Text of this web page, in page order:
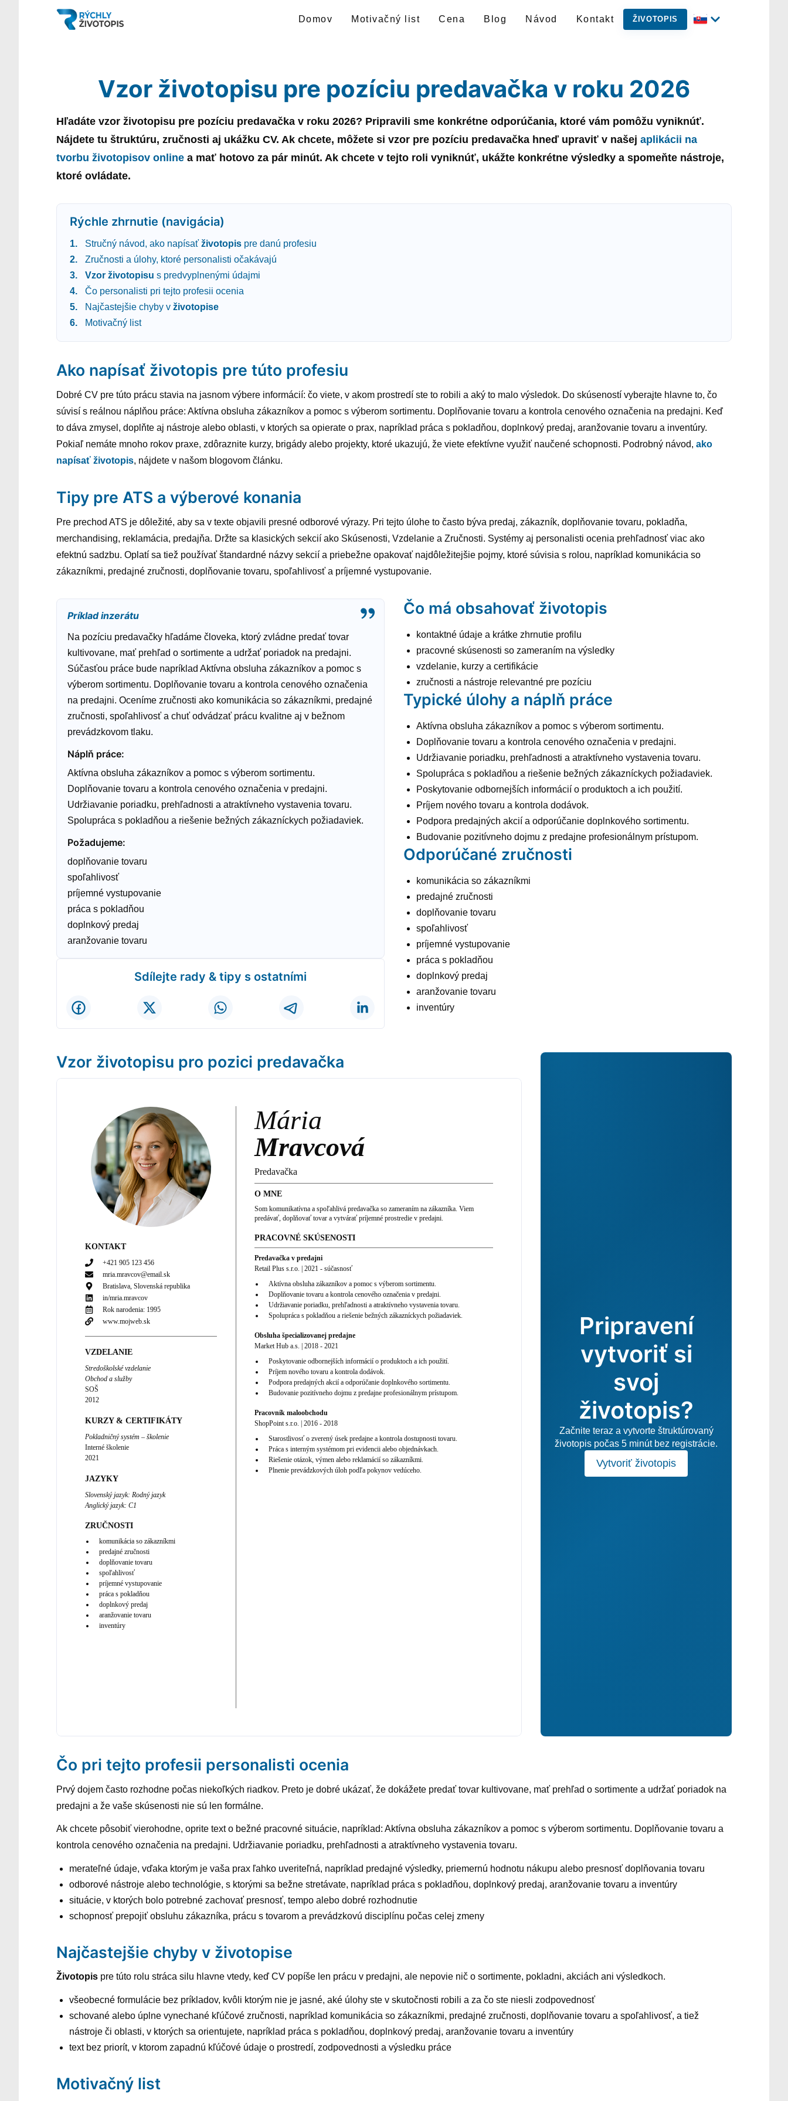
Domov Motivačný list Cena Blog Návod Kontakt ŽIVOTOPIS
Vzor životopisu pre pozíciu predavačka v roku 2026
Hľadáte vzor životopisu pre pozíciu predavačka v roku 2026? Pripravili sme konkrétne odporúčania, ktoré vám pomôžu vyniknúť.
Nájdete tu štruktúru, zručnosti aj ukážku CV. Ak chcete, môžete si vzor pre pozíciu predavačka hneď upraviť v našej aplikácii na
tvorbu životopisov online a mať hotovo za pár minút. Ak chcete v tejto roli vyniknúť, ukážte konkrétne výsledky a spomeňte nástroje,
ktoré ovládate.
Rýchle zhrnutie (navigácia)
Stručný návod, ako napísať životopispre danú profesiu
Zručnosti a úlohy, ktoré personalisti očakávajú
Vzor životopisu s predvyplnenými údajmi
Čo personalisti pri tejto profesii ocenia
Najčastejšie chyby v životopise
Motivačný list
Ako napísať životopis pre túto profesiu
Dobré CV pre túto prácu stavia na jasnom výbere informácií: čo viete, v akom prostredí ste to robili a aký to malo výsledok. Do skúseností vyberajte hlavne to, čo
súvisí s reálnou náplňou práce: Aktívna obsluha zákazníkov a pomoc s výberom sortimentu. Doplňovanie tovaru a kontrola cenového označenia na predajni. Keď
to dáva zmysel, doplňte aj nástroje alebo oblasti, v ktorých sa opierate o prax, napríklad práca s pokladňou, doplnkový predaj, aranžovanie tovaru a inventúry.
Pokiaľ nemáte mnoho rokov praxe, zdôraznite kurzy, brigády alebo projekty, ktoré ukazujú, že viete efektívne využiť naučené schopnosti. Podrobný návod, ako
napísať životopis, nájdete v našom blogovom článku.
Tipy pre ATS a výberové konania
Pre prechod ATS je dôležité, aby sa v texte objavili presné odborové výrazy. Pri tejto úlohe to často býva predaj, zákazník, doplňovanie tovaru, pokladňa,
merchandising, reklamácia, predajňa. Držte sa klasických sekcií ako Skúsenosti, Vzdelanie a Zručnosti. Systémy aj personalisti ocenia prehľadnosť viac ako
efektnú sadzbu. Oplatí sa tiež používať štandardné názvy sekcií a priebežne opakovať najdôležitejšie pojmy, ktoré súvisia s rolou, napríklad komunikácia so
zákazníkmi, predajné zručnosti, doplňovanie tovaru, spoľahlivosť a príjemné vystupovanie.
Príklad inzerátu
Na pozíciu predavačky hľadáme človeka, ktorý zvládne predať tovar
kultivovane, mať prehľad o sortimente a udržať poriadok na predajni.
Súčasťou práce bude napríklad Aktívna obsluha zákazníkov a pomoc s
výberom sortimentu. Doplňovanie tovaru a kontrola cenového označenia
na predajni. Oceníme zručnosti ako komunikácia so zákazníkmi, predajné
zručnosti, spoľahlivosť a chuť odvádzať prácu kvalitne aj v bežnom
prevádzkovom tlaku.
Náplň práce:
Aktívna obsluha zákazníkov a pomoc s výberom sortimentu.
Doplňovanie tovaru a kontrola cenového označenia v predajni.
Udržiavanie poriadku, prehľadnosti a atraktívneho vystavenia tovaru.
Spolupráca s pokladňou a riešenie bežných zákazníckych požiadaviek.
Požadujeme:
doplňovanie tovaru
spoľahlivosť
príjemné vystupovanie
práca s pokladňou
doplnkový predaj
aranžovanie tovaru
Sdílejte rady & tipy s ostatními
Čo má obsahovať životopis
kontaktné údaje a krátke zhrnutie profilu
pracovné skúsenosti so zameraním na výsledky
vzdelanie, kurzy a certifikácie
zručnosti a nástroje relevantné pre pozíciu
Typické úlohy a náplň práce
Aktívna obsluha zákazníkov a pomoc s výberom sortimentu.
Doplňovanie tovaru a kontrola cenového označenia v predajni.
Udržiavanie poriadku, prehľadnosti a atraktívneho vystavenia tovaru.
Spolupráca s pokladňou a riešenie bežných zákazníckych požiadaviek.
Poskytovanie odbornejších informácií o produktoch a ich použití.
Príjem nového tovaru a kontrola dodávok.
Podpora predajných akcií a odporúčanie doplnkového sortimentu.
Budovanie pozitívneho dojmu z predajne profesionálnym prístupom.
Odporúčané zručnosti
komunikácia so zákazníkmi
predajné zručnosti
doplňovanie tovaru
spoľahlivosť
príjemné vystupovanie
práca s pokladňou
doplnkový predaj
aranžovanie tovaru
inventúry
Vzor životopisu pro pozici predavačka
KONTAKT
+421 905 123 456
mria.mravcov@email.sk
Bratislava, Slovenská republika
in/mria.mravcov
Rok narodenia: 1995
www.mojweb.sk
VZDELANIE
Stredoškolské vzdelanie
Obchod a služby
SOŠ
2012
KURZY & CERTIFIKÁTY
Pokladničný systém – školenie
Interné školenie
2021
JAZYKY
Slovenský jazyk: Rodný jazyk
Anglický jazyk: C1
ZRUČNOSTI
komunikácia so zákazníkmi
predajné zručnosti
doplňovanie tovaru
spoľahlivosť
príjemné vystupovanie
práca s pokladňou
doplnkový predaj
aranžovanie tovaru
inventúry
Mária
Mravcová
Predavačka
O MNE
Som komunikatívna a spoľahlivá predavačka so zameraním na zákazníka. Viem
predávať, doplňovať tovar a vytvárať príjemné prostredie v predajni.
PRACOVNÉ SKÚSENOSTI
Predavačka v predajni
Retail Plus s.r.o. |2021 -súčasnosť
Aktívna obsluha zákazníkov a pomoc s výberom sortimentu.
Doplňovanie tovaru a kontrola cenového označenia v predajni.
Udržiavanie poriadku, prehľadnosti a atraktívneho vystavenia tovaru.
Spolupráca s pokladňou a riešenie bežných zákazníckych požiadaviek.
Obsluha špecializovanej predajne
Market Hub a.s. |2018 -2021
Poskytovanie odbornejších informácií o produktoch a ich použití.
Príjem nového tovaru a kontrola dodávok.
Podpora predajných akcií a odporúčanie doplnkového sortimentu.
Budovanie pozitívneho dojmu z predajne profesionálnym prístupom.
Pracovník maloobchodu
ShopPoint s.r.o. |2016 -2018
Starostlivosť o zverený úsek predajne a kontrola dostupnosti tovaru.
Práca s interným systémom pri evidencii alebo objednávkach.
Riešenie otázok, výmen alebo reklamácií so zákazníkmi.
Plnenie prevádzkových úloh podľa pokynov vedúceho.
Pripravení
vytvoriť si
svoj
životopis?
Začnite teraz a vytvorte štruktúrovaný
životopis počas 5 minút bez registrácie.
Vytvoriť životopis
Čo pri tejto profesii personalisti ocenia
Prvý dojem často rozhodne počas niekoľkých riadkov. Preto je dobré ukázať, že dokážete predať tovar kultivovane, mať prehľad o sortimente a udržať poriadok na
predajni a že vaše skúsenosti nie sú len formálne.
Ak chcete pôsobiť vierohodne, oprite text o bežné pracovné situácie, napríklad: Aktívna obsluha zákazníkov a pomoc s výberom sortimentu. Doplňovanie tovaru a
kontrola cenového označenia na predajni. Udržiavanie poriadku, prehľadnosti a atraktívneho vystavenia tovaru.
merateľné údaje, vďaka ktorým je vaša prax ľahko uveriteľná, napríklad predajné výsledky, priemernú hodnotu nákupu alebo presnosť doplňovania tovaru
odborové nástroje alebo technológie, s ktorými sa bežne stretávate, napríklad práca s pokladňou, doplnkový predaj, aranžovanie tovaru a inventúry
situácie, v ktorých bolo potrebné zachovať presnosť, tempo alebo dobré rozhodnutie
schopnosť prepojiť obsluhu zákazníka, prácu s tovarom a prevádzkovú disciplínu počas celej zmeny
Najčastejšie chyby v životopise
Životopis pre túto rolu stráca silu hlavne vtedy, keď CV popíše len prácu v predajni, ale nepovie nič o sortimente, pokladni, akciách ani výsledkoch.
všeobecné formulácie bez príkladov, kvôli ktorým nie je jasné, aké úlohy ste v skutočnosti robili a za čo ste niesli zodpovednosť
schované alebo úplne vynechané kľúčové zručnosti, napríklad komunikácia so zákazníkmi, predajné zručnosti, doplňovanie tovaru a spoľahlivosť, a tiež
nástroje či oblasti, v ktorých sa orientujete, napríklad práca s pokladňou, doplnkový predaj, aranžovanie tovaru a inventúry
text bez priorít, v ktorom zapadnú kľúčové údaje o prostredí, zodpovednosti a výsledku práce
Motivačný list